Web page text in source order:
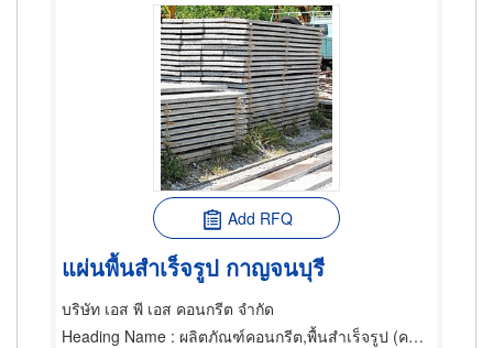
Add RFQ
แผ่นพื้นสำเร็จรูป กาญจนบุรี
บริษัท เอส พี เอส คอนกรีต จำกัด
Heading Name : ผลิตภัณฑ์คอนกรีต,พื้นสำเร็จรูป (คอนกรีตเสริมเหล็กและอัดแรง),คอนกรีตเสริมเหล็ก